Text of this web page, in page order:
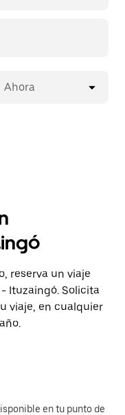
Ahora
reserva un viaje
Ituzaingó. Solicita
viaje, en cualquier
en tu punto de